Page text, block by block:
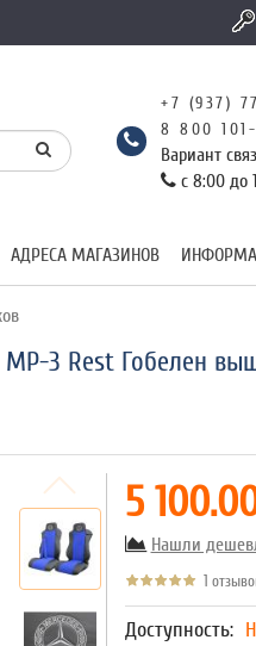
+7 (937)
8 800
Вариант
с 8:00 до
АДРЕСА МАГАЗИНОВ
MP-3 Rest Гобелен
5
Нашли
1
Доступность: